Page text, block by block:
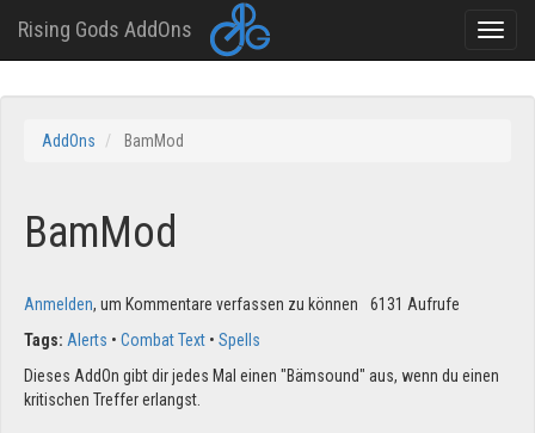
Rising Gods AddOns
Toggle
AddOns BamMod
BamMod
Anmelden, um Kommentare verfassen zu können
6131 Aufrufe
Tags: Alerts Combat Text
Spells
Dieses AddOn gibt dir jedes Mal einen "Bämsound" aus, wenn du einen
kritischen Treffer erlangst.